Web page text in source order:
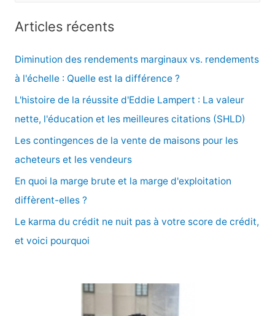
e
r
c
:
Articles récents
Diminution des rendements marginaux vs. rendements
à l'échelle : Quelle est la différence ?
L'histoire de la réussite d'Eddie Lampert : La valeur
nette, l'éducation et les meilleures citations (SHLD)
Les contingences de la vente de maisons pour les
acheteurs et les vendeurs
En quoi la marge brute et la marge d'exploitation
diffèrent-elles ?
Le karma du crédit ne nuit pas à votre score de crédit,
et voici pourquoi